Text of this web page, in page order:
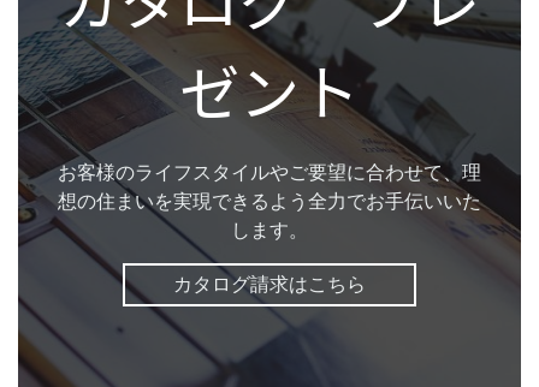
ゼント
お客様のライフスタイルやご要望に合わせて、理
想の住まいを実現できるよう全力でお手伝いいた
します。
カタログ請求はこちら